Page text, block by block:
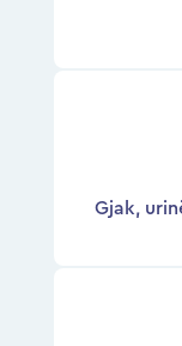
Gjak,